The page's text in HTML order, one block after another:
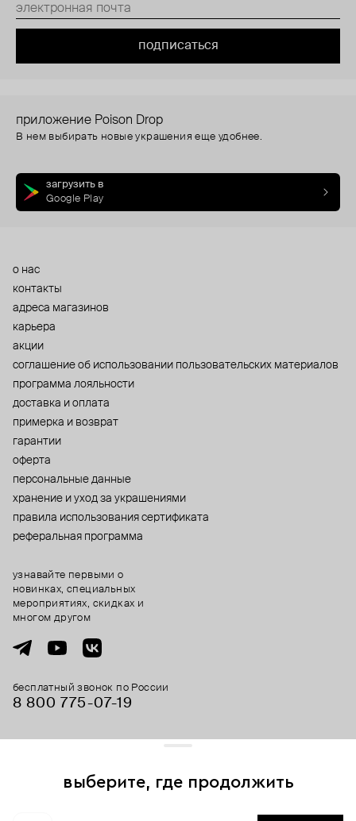
подписаться
приложение Poison Drop
В нем выбирать новые украшения еще удобнее.
загрузить в
Google Play
о нас
контакты
адреса магазинов
карьера
акции
cоглашение об использовании пользовательских материалов
программа лояльности
доставка и оплата
примерка и возврат
гарантии
оферта
персональные данные
хранение и уход за украшениями
правила использования сертификата
реферальная программа
бесплатный звонок по России
8 800 775⁠-07⁠-19
узнавайте первыми о
новинках, специальных
мероприятиях, скидках и
многом другом
выберите, где продолжить